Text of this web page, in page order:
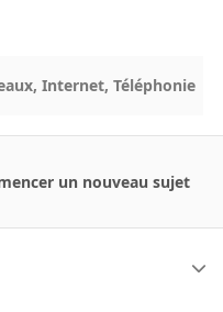
Internet, Téléphonie
un nouveau sujet